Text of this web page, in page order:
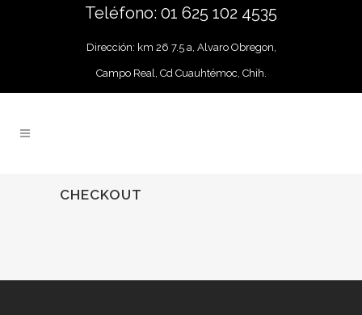
Teléfono: 01 625 102 4535
Dirección: km 26 7.5 a, Alvaro Obregon,
Campo Real, Cd Cuauhtémoc, Chih.
CHECKOUT